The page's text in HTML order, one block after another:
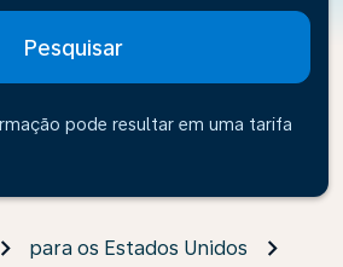
Pesquisar
pode resultar em uma tarifa
para os Estados Unidos